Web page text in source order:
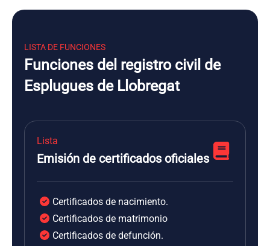
LISTA DE FUNCIONES
Funciones del registro civil de
Esplugues de Llobregat
Lista
Emisión de certificados oficiales
Certificados de nacimiento.
Certificados de matrimonio
Certificados de defunción.